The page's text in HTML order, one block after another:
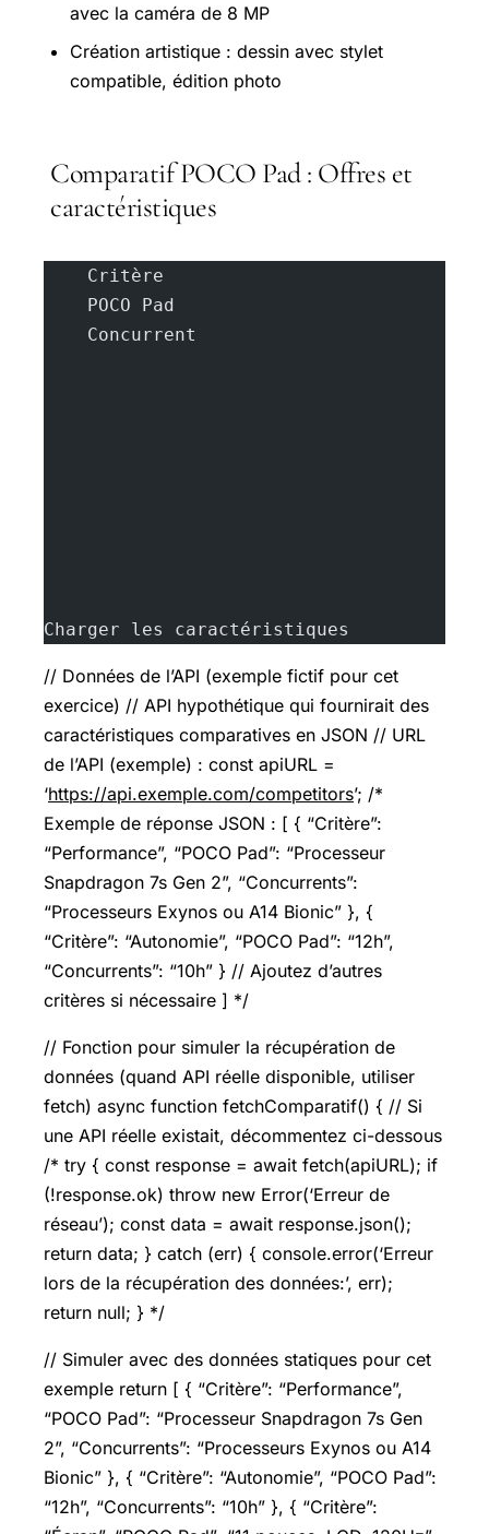
avec la caméra de 8 MP
Création artistique : dessin avec stylet
compatible, édition photo
Comparatif POCO Pad : Offres et
caractéristiques
    Critère
    POCO Pad
    Concurrent
Charger les caractéristiques
// Données de l’API (exemple fictif pour cet
exercice) // API hypothétique qui fournirait des
caractéristiques comparatives en JSON // URL
de l’API (exemple) : const apiURL =
‘https://api.exemple.com/competitors’; /*
Exemple de réponse JSON : [ { “Critère”:
“Performance”, “POCO Pad”: “Processeur
Snapdragon 7s Gen 2”, “Concurrents”:
“Processeurs Exynos ou A14 Bionic” }, {
“Critère”: “Autonomie”, “POCO Pad”: “12h”,
“Concurrents”: “10h” } // Ajoutez d’autres
critères si nécessaire ] */
// Fonction pour simuler la récupération de
données (quand API réelle disponible, utiliser
fetch) async function fetchComparatif() { // Si
une API réelle existait, décommentez ci-dessous
/* try { const response = await fetch(apiURL); if
(!response.ok) throw new Error(‘Erreur de
réseau’); const data = await response.json();
return data; } catch (err) { console.error(‘Erreur
lors de la récupération des données:’, err);
return null; } */
// Simuler avec des données statiques pour cet
exemple return [ { “Critère”: “Performance”,
“POCO Pad”: “Processeur Snapdragon 7s Gen
2”, “Concurrents”: “Processeurs Exynos ou A14
Bionic” }, { “Critère”: “Autonomie”, “POCO Pad”:
“12h”, “Concurrents”: “10h” }, { “Critère”: